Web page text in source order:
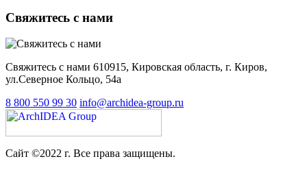
Свяжитесь с нами
Свяжитесь с нами 610915, Кировская область, г. Киров,
ул.Северное Кольцо, 54а
8 800 550 99 30 info@archidea-group.ru
Сайт ©2022 г. Все права защищены.